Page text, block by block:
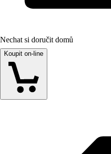
Nechat si doručit domů
Koupit on-line